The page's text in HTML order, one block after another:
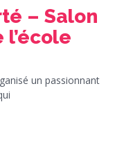
– Salon
un passionnant